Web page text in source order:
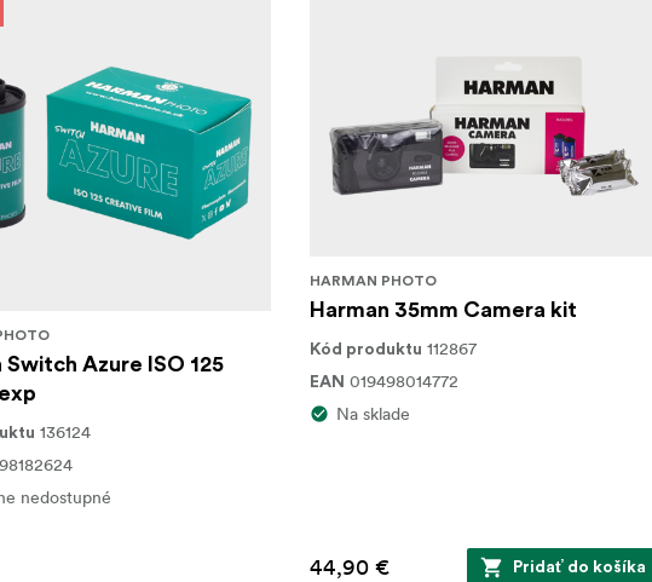
Switch Azure ISO 125
136124
nedostupné
HARMAN PHOTO
Harman 35mm Camera kit
Kód produktu 112867
EAN 019498014772
Na sklade
44,90 € Pridať do košíka